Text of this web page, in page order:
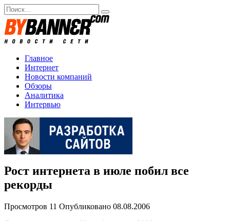
Перейти
к
содержанию
Search
for:
Главное
Интернет
Новости компаний
Обзоры
Аналитика
Интервью
Рост интернета в июле побил все
рекорды
Просмотров 11 Опубликовано 08.08.2006